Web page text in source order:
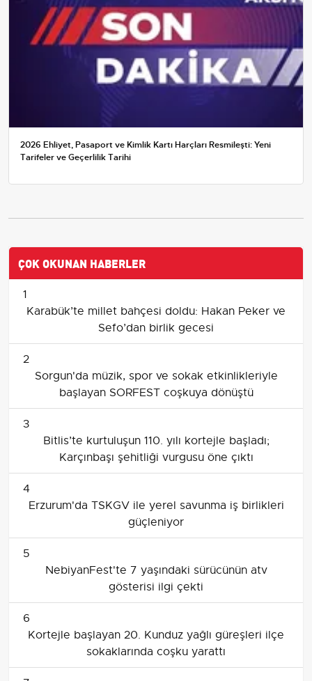
2026 Ehliyet, Pasaport ve Kimlik Kartı Harçları Resmileşti: Yeni
Tarifeler ve Geçerlilik Tarihi
ÇOK OKUNAN HABERLER
1
Karabük’te millet bahçesi doldu: Hakan Peker ve
Sefo’dan birlik gecesi
2
Sorgun'da müzik, spor ve sokak etkinlikleriyle
başlayan SORFEST coşkuya dönüştü
3
Bitlis’te kurtuluşun 110. yılı kortejle başladı;
Karçınbaşı şehitliği vurgusu öne çıktı
4
Erzurum'da TSKGV ile yerel savunma iş birlikleri
güçleniyor
5
NebiyanFest'te 7 yaşındaki sürücünün atv
gösterisi ilgi çekti
6
Kortejle başlayan 20. Kunduz yağlı güreşleri ilçe
sokaklarında coşku yarattı